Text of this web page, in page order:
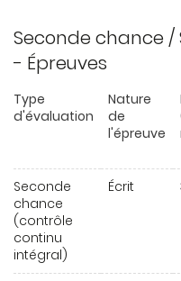
Seconde chance
- Épreuves
Type
d'évaluation
Nature
de
l'épreuve
Seconde
chance
(contrôle
continu
intégral)
Écrit